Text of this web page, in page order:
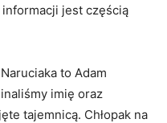
jest częścią
to Adam
imię oraz
tajemnicą. Chłopak na